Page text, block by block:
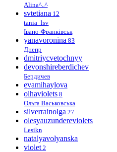
Alina^..^
svtetiana 12
tania_lsv
Івано-Франківськ
yanavoronina 83
Днепр
dmitriycvetochnyy
devonshireberdichev
Бердичев
evamihaylova
olhaviolets 8
Ольга Васьковська
silverrainolga 27
olesyauzundereviolets
Lesikn
natalyavolyanska
violet 2